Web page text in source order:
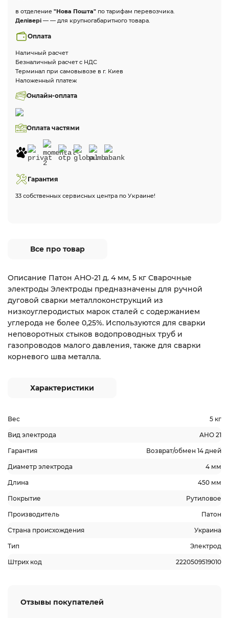
в отделение "Нова Пошта" по тарифам перевозчика.
Делівері — — для крупногабаритного товара.
Оплата
Наличный расчет
Безналичный расчет с НДС
Терминал при самовывозе в г. Киев
Наложенный платеж
Онлайн-оплата
Оплата частями
Гарантия
33 собственных сервисных центра по Украине!
Все про товар
Описание Патон АНО-21 д. 4 мм, 5 кг Сварочные
электроды Электроды предназначены для ручной
дуговой сварки металлоконструкций из
низкоуглеродистых марок сталей с содержанием
углерода не более 0,25%. Используются для сварки
неповоротных стыков водопроводных труб и
газопроводов малого давления, также для сварки
корневого шва металла.
Характеристики
Вес 5 кг
Вид электрода АНО 21
Гарантия Возврат/обмен 14 дней
Диаметр электрода 4 мм
Длина 450 мм
Покрытие Рутиловое
Производитель Патон
Страна происхождения Украина
Тип Электрод
Штрих код 2220509519010
Отзывы покупателей